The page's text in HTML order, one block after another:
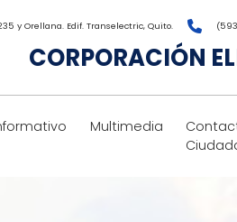
y Orellana. Edif. Transelectric, Quito.
CORPORACIÓN
Multimedia